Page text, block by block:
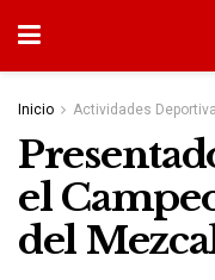
Inicio Actividades
el
del